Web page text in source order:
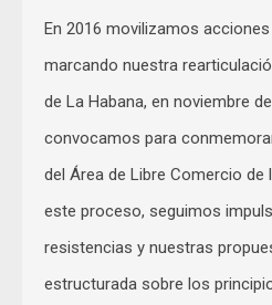
En 2016 movilizamos
marcando nuestra
de La Habana, en noviembre
convocamos para
del Área de Libre Comercio de
este proceso, seguimos
resistencias y nuestras
estructurada sobre los